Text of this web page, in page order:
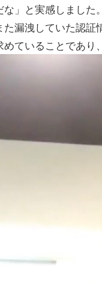
な」と実感しまし
た漏洩していた認
めていることであり